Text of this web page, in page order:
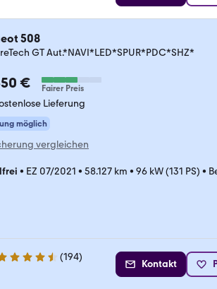
508
GT Aut.*NAVI*LED*SPUR*PDC*SHZ*
€ Fairer Preis
Lieferung
möglich
vergleichen
• EZ 07/2021 • 58.127 km • 96 kW (131 PS) •
Sterne (194)
Kontakt